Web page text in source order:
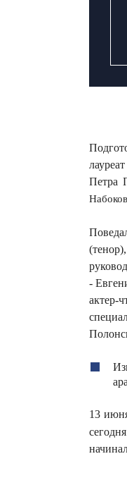
Петра
-
актер-
13